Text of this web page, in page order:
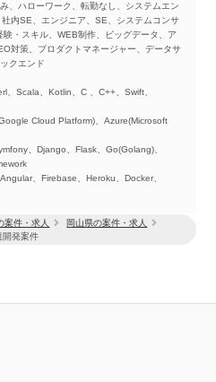
案件・求人
岡山県の案件・求人
開発案件
、ハローワーク、転勤なし、システムエン
内SE、エンジニア、SE、システムコンサ
・スキル、WEB制作、ビッグデータ、ア
対策、プロダクトマネージャー、データサ
クエンド
、Scala、Kotlin、C 、C++、Swift、
Cloud Platform)、Azure(Microsoft
、Django、Flask、Go(Golang)、
、Firebase、Heroku、Docker、